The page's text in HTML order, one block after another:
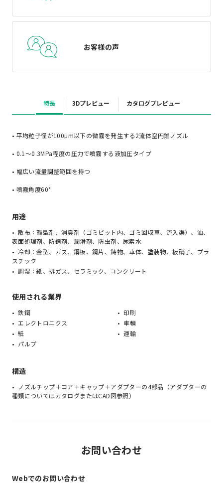
お客様の声
特長 3Dプレビュー カタログプレビュー
• 平均粒子径が100μm以下の微霧を発生する2流体空円錐ノズル
• 0.1～0.3MPa程度の圧力で噴霧する液加圧タイプ
• 幅広い流量調整範囲を持つ
• 噴霧角度60°
用途
散布：離型剤、消臭剤（ゴミピット内、ゴミ回収車、流入渠）、油、
表面処理剤、防錆剤、潤滑剤、防虫剤、尿素水
冷却：金型、ガス、鋼板、鋼片、鋳物、車体、塗装物、板硝子、プラ
スチック
調湿：紙、排ガス、セラミック、コンクリート
使用される業界
鉄鋼
エレクトロニクス
紙
パルプ
印刷
車輌
運輸
構造
ノズルチップ＋コア＋キャップ＋アダプターの4部品（アダプターの
種類についてはカタログまたはCAD図参照）
お問い合わせ
Webでのお問い合わせ